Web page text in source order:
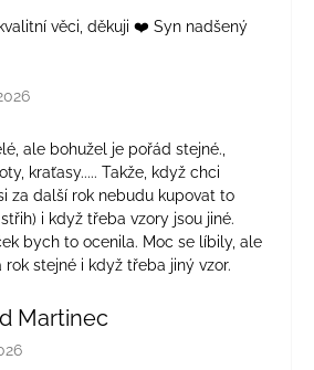
věci, děkuji ❤️ Syn nadšený
obchodu je 4 z 5 hviezdičiek.
ale bohužel je pořád stejné.,
kraťasy..... Takže, když chci
za další rok nebudu kupovat to
i když třeba vzory jsou jiné.
bych to ocenila. Moc se líbily, ale
stejné i když třeba jiný vzor.
Martinec
obchodu je 5 z 5 hviezdičiek.